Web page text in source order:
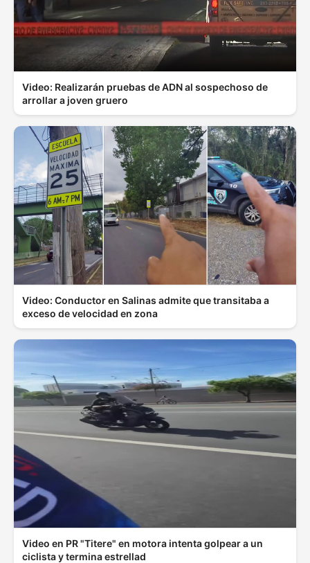
Video: Realizarán pruebas de ADN al sospechoso de
arrollar a joven gruero
Video: Conductor en Salinas admite que transitaba a
exceso de velocidad en zona
Video en PR "Titere" en motora intenta golpear a un
ciclista y termina estrellad